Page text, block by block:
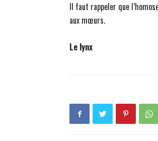
Il faut rappeler que
aux mœurs.
Le lynx